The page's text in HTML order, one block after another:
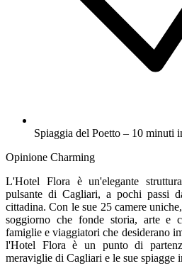
Spiaggia del Poetto – 10 minuti
Opinione Charming
L'Hotel Flora è un'elegante
pulsante di Cagliari, a pochi passi
cittadina. Con le sue 25 camere
soggiorno che fonde storia, arte e
famiglie e viaggiatori che desiderano
l'Hotel Flora è un punto di
meraviglie di Cagliari e le sue spiagge